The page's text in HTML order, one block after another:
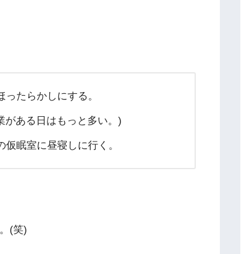
たらかしにする。
がある日はもっと多い。)
眠室に昼寝しに行く。
(笑)